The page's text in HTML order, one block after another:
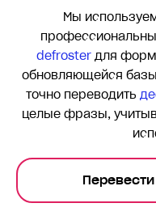
Мы
defroster для
обновляющейся
точно переводить
целые фразы,